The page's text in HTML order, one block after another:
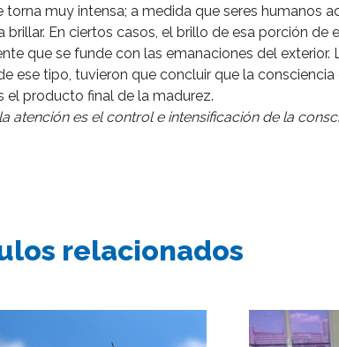
torna muy intensa; a medida que seres humanos
brillar. En ciertos casos, el brillo de esa porción de
que se funde con las emanaciones del exterior.
ese tipo, tuvieron que concluir que la
el producto final de la madurez.
atención es el control e intensificación de la
relacionados